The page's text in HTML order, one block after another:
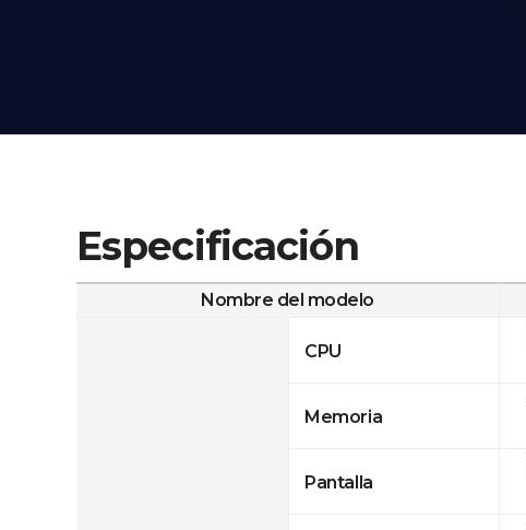
Especificación
Nombre del modelo
CPU
Memoria
Pantalla